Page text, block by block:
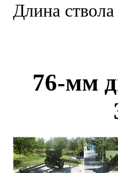
Длина
76-мм